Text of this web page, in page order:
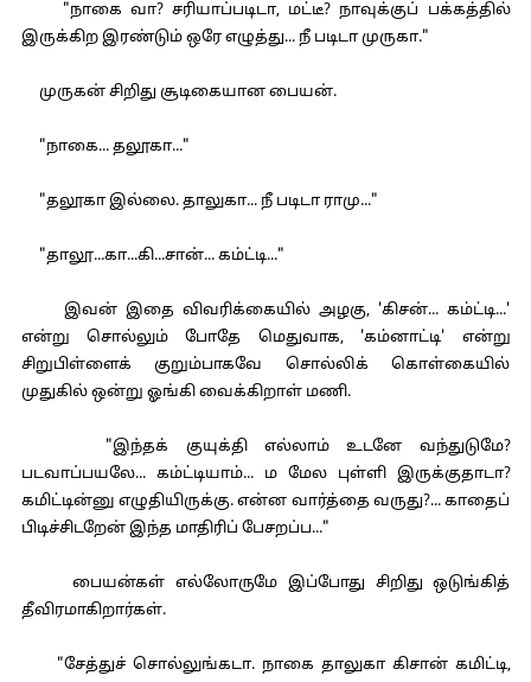
"நாகை வா? சரியாப்படிடா, மட்டீ? நாவுக்குப் பக்கத்தில்
இருக்கிற இரண்டும் ஒரே எழுத்து... நீ படிடா முருகா."
முருகன் சிறிது சூடிகையான பையன்.
"நாகை... தலூகா..."
"தலூகா இல்லை. தாலுகா... நீ படிடா ராமு..."
"தாலூ...கா...கி...சான்... கம்ட்டி..."
இவன் இதை விவரிக்கையில் அழகு, 'கிசன்... கம்ட்டி...'
என்று சொல்லும் போதே மெதுவாக, 'கம்னாட்டி' என்று
சிறுபிள்ளைக் குறும்பாகவே சொல்லிக் கொள்கையில்
முதுகில் ஒன்று ஓங்கி வைக்கிறாள் மணி.
"இந்தக் குயுக்தி எல்லாம் உடனே வந்துடுமே?
படவாப்பயலே... கம்ட்டியாம்... ம மேல புள்ளி இருக்குதாடா?
கமிட்டின்னு எழுதியிருக்கு. என்ன வார்த்தை வருது?... காதைப்
பிடிச்சிடறேன் இந்த மாதிரிப் பேசறப்ப..."
பையன்கள் எல்லோருமே இப்போது சிறிது ஒடுங்கித்
தீவிரமாகிறார்கள்.
"சேத்துச் சொல்லுங்கடா. நாகை தாலுகா கிசான் கமிட்டி,